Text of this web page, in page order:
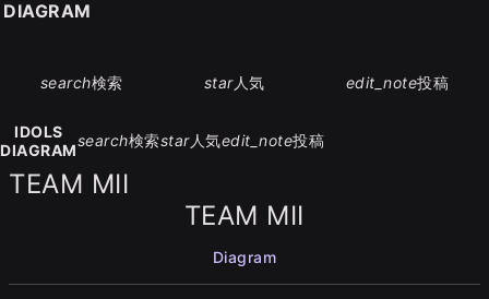
search検索 star人気 edit_note投稿
IDOLS
DIAGRAM
search検索star人気edit_note投稿
TEAM MII
TEAM MII
Diagram